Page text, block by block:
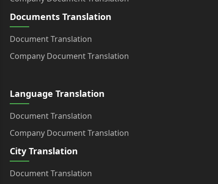
Documents Translation
Document Translation
Company Document Translation
Language Translation
Document Translation
Company Document Translation
City Translation
Document Translation